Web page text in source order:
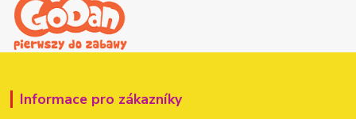
Informace pro zákazníky